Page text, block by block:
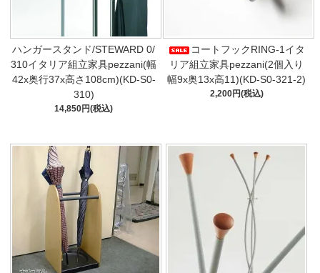
ハンガースタンド/STEWARD 0/
310イタリア組立家具pezzani(幅
42x奥行37x高さ108cm)(KD-S0-
310)
14,850円(税込)
コートフックRING-1イタ
リア組立家具pezzani(2個入り
幅9x奥13x高11)(KD-S0-321-2)
2,200円(税込)